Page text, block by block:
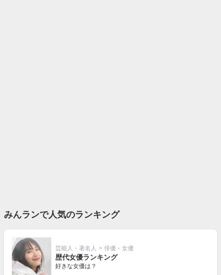
みんランで人気のランキング
芸能人・著名人 > 俳優・女優
歴代女優ランキング
好きな女優は？